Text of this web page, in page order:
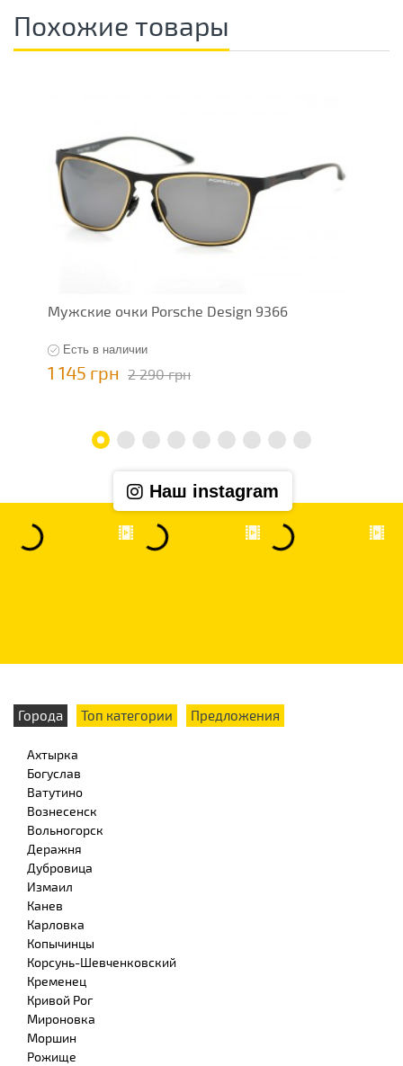
Похожие товары
Мужские очки Porsche Design 9366
Есть в наличии
1 145 грн 2 290 грн
Наш instagram
Города Топ категории Предложения
Ахтырка
Богуслав
Ватутино
Вознесенск
Вольногорск
Деражня
Дубровица
Измаил
Канев
Карловка
Копычинцы
Корсунь-Шевченковский
Кременец
Кривой Рог
Мироновка
Моршин
Рожище